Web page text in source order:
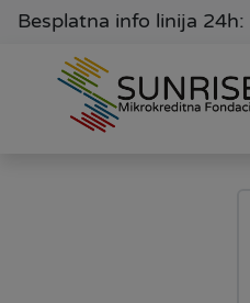
Besplatna info linija 24h: